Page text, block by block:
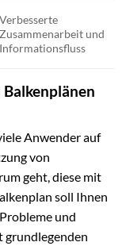
Verbesserte
Zusammenarbeit und
Informationsfluss
Balkenplänen
Anwender auf
von
geht, diese mit
soll Ihnen
und
grundlegenden